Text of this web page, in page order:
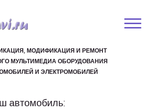
МОДИФИКАЦИЯ И РЕМОНТ
МУЛЬТИМЕДИА ОБОРУДОВАНИЯ
И ЭЛЕКТРОМОБИЛЕЙ
автомобиль: